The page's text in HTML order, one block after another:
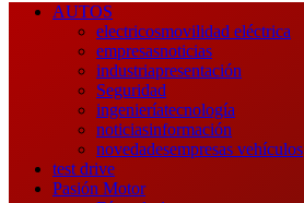
Menú
AUTOS
electricosmovilidad eléctrica
empresasnoticias
industriapresentación
Seguridad
ingenieríatecnología
noticiasinformación
novedadesempresas vehículos
test drive
Pasión Motor